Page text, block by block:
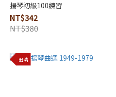
揚琴初級100練習
NT$342
NT$380
出清